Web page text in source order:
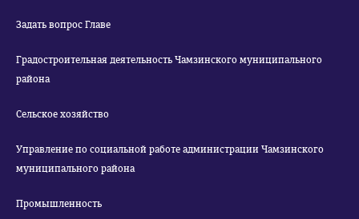
Задать вопрос Главе
Градостроительная деятельность Чамзинского муниципального
района
Сельское хозяйство
Управление по социальной работе администрации Чамзинского
муниципального района
Промышленность